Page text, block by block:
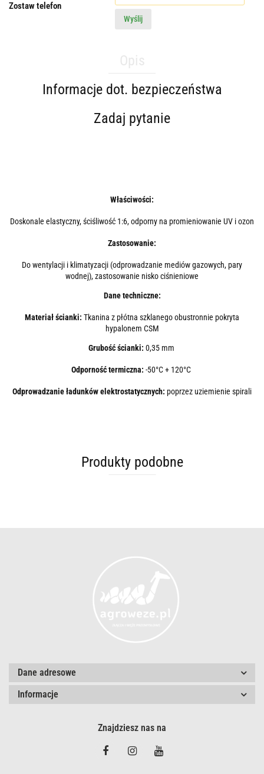
Zostaw telefon
Wyślij
Informacje dot. bezpieczeństwa
Zadaj pytanie
Właściwości:
Doskonale elastyczny, ściśliwość 1:6, odporny na promieniowanie UV i ozon
Zastosowanie:
Do wentylacji i klimatyzacji (odprowadzanie mediów gazowych, pary
wodnej), zastosowanie nisko ciśnieniowe
Dane techniczne:
Materiał ścianki: Tkanina z płótna szklanego obustronnie pokryta
hypalonem CSM
Grubość ścianki: 0,35 mm
Odporność termiczna: -50°C + 120°C
Odprowadzanie ładunków elektrostatycznych: poprzez uziemienie spirali
Produkty podobne
Dane adresowe
Informacje
Znajdziesz nas na